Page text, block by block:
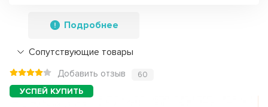
Подробнее
Сопутствующие товары
Добавить отзыв 60